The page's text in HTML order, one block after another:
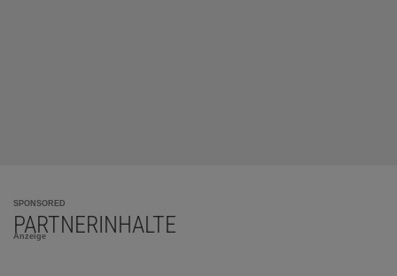
SPONSORED
PARTNERINHALTE
Anzeige